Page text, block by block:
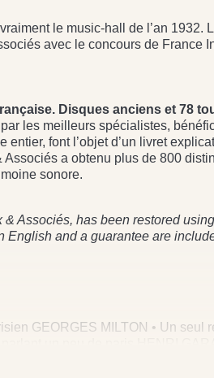
le music-hall de l’an 1932.
avec le concours de France
Disques anciens et 78
les meilleurs spécialistes,
font l’objet d’un livret
a obtenu plus de 800
sonore.
Associés, has been restored
English and a guarantee are
GEORGES MILTON • Un seul
& JEANETTE MACDONALD •